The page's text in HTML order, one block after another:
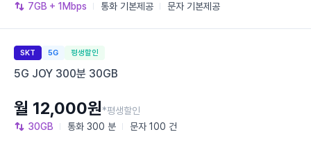
7GB + 1Mbps 통화 기본제공 문자 기본제공
SKT 5G 평생할인
5G JOY 300분 30GB
30GB 통화 300 분 문자 100 건
월 12,000원*평생할인